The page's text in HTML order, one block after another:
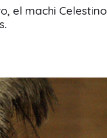
el machi Celestino